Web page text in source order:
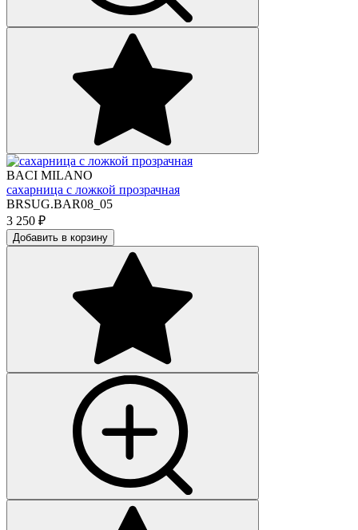
BACI MILANO
сахарница с ложкой прозрачная
BRSUG.BAR08_05
3 250 ₽
Добавить в корзину